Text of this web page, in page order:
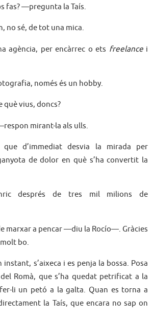
fas? —pregunta la Taís.
no sé, de tot una mica.
agència, per encàrrec o ets freelancei
només és un hobby.
què vius, doncs?
mirant-la als ulls.
d’immediat desvia la mirada per
de dolor en què s’ha convertit la
després de tres mil milions de
marxar a pencar —diu la Rocío—. Gràcies
bo.
instant, s’aixeca i es penja la bossa. Posa
Romà, que s’ha quedat petrificat a la
li un petó a la galta. Quan es torna a
la Taís, que encara no sap on